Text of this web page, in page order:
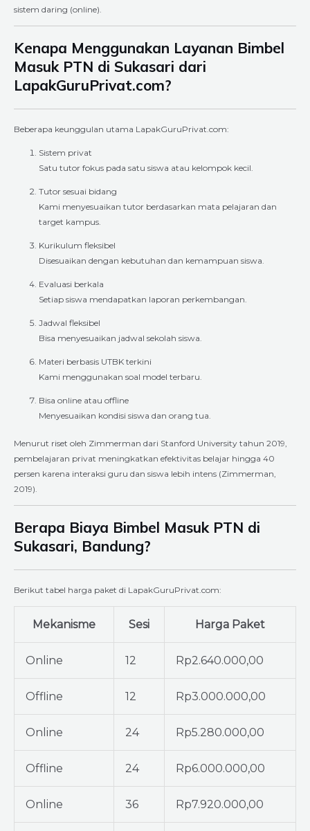
sistem daring (online).
Kenapa Menggunakan Layanan Bimbel
Masuk PTN di Sukasari dari
LapakGuruPrivat.com?
Beberapa keunggulan utama LapakGuruPrivat.com:
Sistem privat
Satu tutor fokus pada satu siswa atau kelompok kecil.
Tutor sesuai bidang
Kami menyesuaikan tutor berdasarkan mata pelajaran dan
target kampus.
Kurikulum fleksibel
Disesuaikan dengan kebutuhan dan kemampuan siswa.
Evaluasi berkala
Setiap siswa mendapatkan laporan perkembangan.
Jadwal fleksibel
Bisa menyesuaikan jadwal sekolah siswa.
Materi berbasis UTBK terkini
Kami menggunakan soal model terbaru.
Bisa online atau offline
Menyesuaikan kondisi siswa dan orang tua.
Menurut riset oleh Zimmerman dari Stanford University tahun 2019,
pembelajaran privat meningkatkan efektivitas belajar hingga 40
persen karena interaksi guru dan siswa lebih intens (Zimmerman,
2019).
Berapa Biaya Bimbel Masuk PTN di
Sukasari, Bandung?
Berikut tabel harga paket di LapakGuruPrivat.com:
Mekanisme Sesi Harga Paket
Online 12 Rp2.640.000,00
Offline 12 Rp3.000.000,00
Online 24 Rp5.280.000,00
Offline 24 Rp6.000.000,00
Online 36 Rp7.920.000,00